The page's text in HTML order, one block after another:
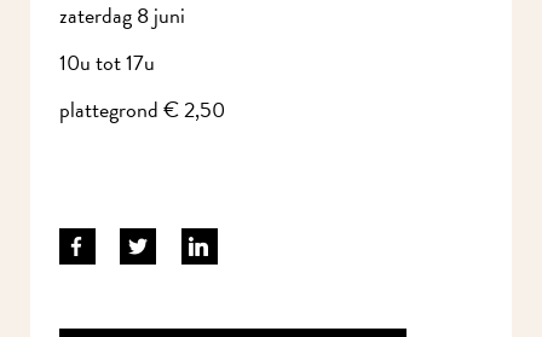
zaterdag 8 juni
10u tot 17u
plattegrond € 2,50